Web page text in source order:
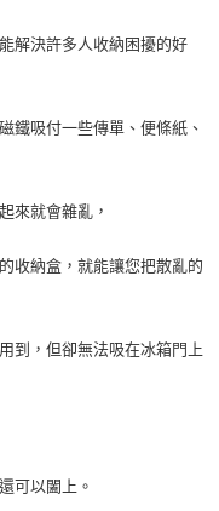
解決許多人收納困擾的好
鐵吸付一些傳單、便條紙、
來就會雜亂，
收納盒，就能讓您把散亂的
到，但卻無法吸在冰箱門上
可以闔上。